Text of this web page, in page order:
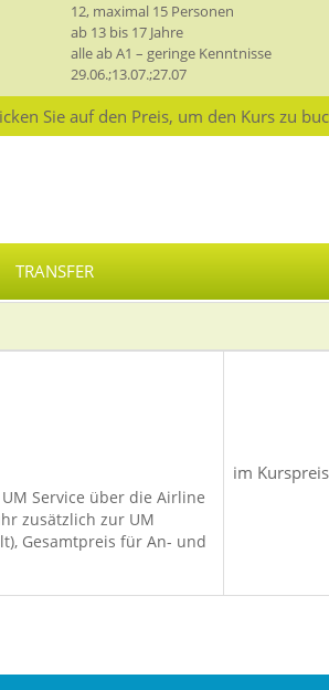
12, maximal 15 Personen
ab 13 bis 17 Jahre
alle ab A1 – geringe Kenntnisse
29.06.;13.07.;27.07
Sie auf den Preis, um den Kurs zu
TRANSFER
Service über die Airline
zusätzlich zur UM
Gesamtpreis für An- und
im